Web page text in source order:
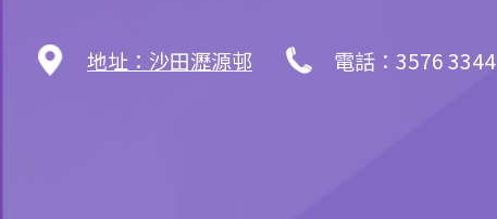
地址：沙田瀝源邨 電話：3576 3344